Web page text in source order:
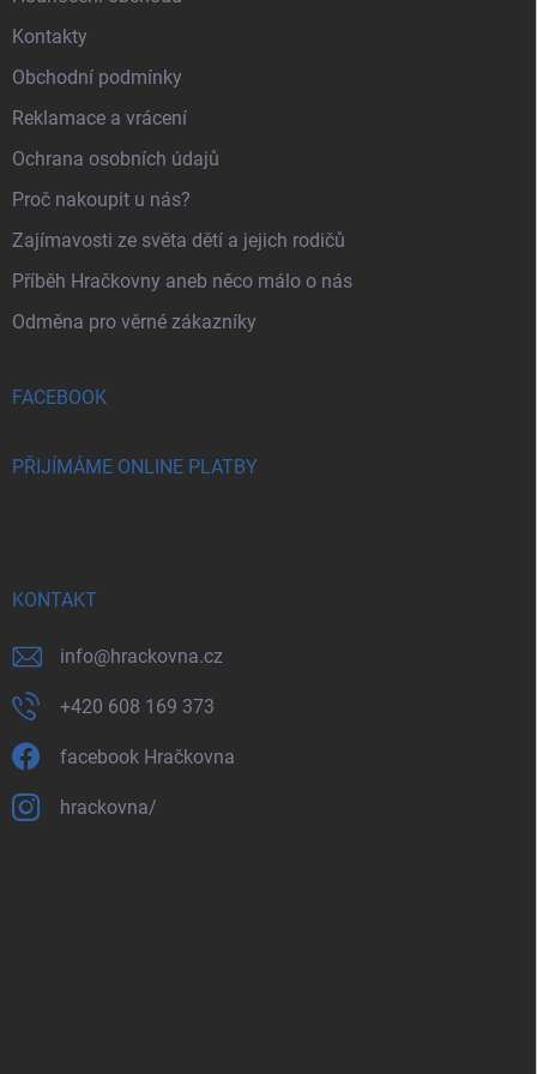
Kontakty
Obchodní podmínky
Reklamace a vrácení
Ochrana osobních údajů
Proč nakoupit u nás?
Zajímavosti ze světa dětí a jejich rodičů
Příběh Hračkovny aneb něco málo o nás
Odměna pro věrné zákazníky
FACEBOOK
PŘIJÍMÁME ONLINE PLATBY
KONTAKT
info@hrackovna.cz
+420 608 169 373
facebook Hračkovna
hrackovna/